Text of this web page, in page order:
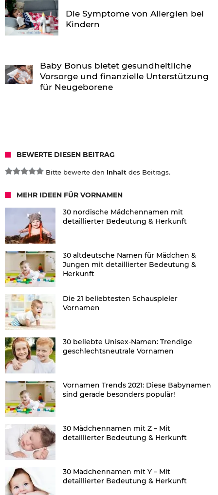
Die Symptome von Allergien bei
Kindern
Baby Bonus bietet gesundheitliche
Vorsorge und finanzielle Unterstützung
für Neugeborene
BEWERTE DIESEN BEITRAG
Bitte bewerte den Inhalt des Beitrags.
MEHR IDEEN FÜR VORNAMEN
30 nordische Mädchennamen mit
detaillierter Bedeutung & Herkunft
30 altdeutsche Namen für Mädchen &
Jungen mit detaillierter Bedeutung &
Herkunft
Die 21 beliebtesten Schauspieler
Vornamen
30 beliebte Unisex-Namen: Trendige
geschlechtsneutrale Vornamen
Vornamen Trends 2021: Diese Babynamen
sind gerade besonders populär!
30 Mädchennamen mit Z – Mit
detaillierter Bedeutung & Herkunft
30 Mädchennamen mit Y – Mit
detaillierter Bedeutung & Herkunft